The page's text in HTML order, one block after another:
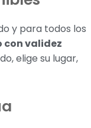
y para todos los
con validez
elige su lugar,